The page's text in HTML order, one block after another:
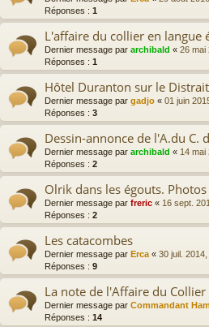
Réponses : 1
L'affaire du collier en langue
Dernier message par archibald « 26 mai
Réponses : 1
Hôtel Duranton sur le
Dernier message par gadjo « 01 juin
Réponses : 3
Dessin-annonce de l'A.du C.
Dernier message par archibald « 14 mai
Réponses : 2
Olrik dans les égouts.
Dernier message par freric « 16 sept.
Réponses : 2
Les catacombes
Dernier message par Erca « 30 juil.
Réponses : 9
La note de l'Affaire du Collier
Dernier message par Commandant
Réponses : 14